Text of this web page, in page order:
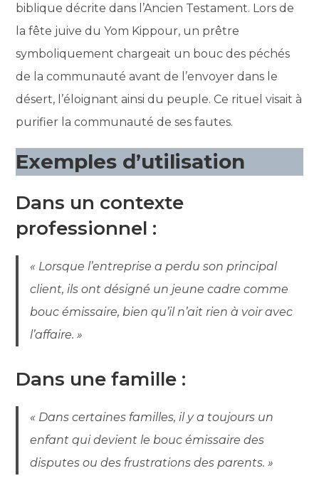
biblique décrite dans l’Ancien Testament. Lors de
la fête juive du Yom Kippour, un prêtre
symboliquement chargeait un bouc des péchés
de la communauté avant de l’envoyer dans le
désert, l’éloignant ainsi du peuple. Ce rituel visait à
purifier la communauté de ses fautes.
Exemples d’utilisation
Dans un contexte
professionnel :
« Lorsque l’entreprise a perdu son principal
client, ils ont désigné un jeune cadre comme
bouc émissaire, bien qu’il n’ait rien à voir avec
l’affaire. »
Dans une famille :
« Dans certaines familles, il y a toujours un
enfant qui devient le bouc émissaire des
disputes ou des frustrations des parents. »